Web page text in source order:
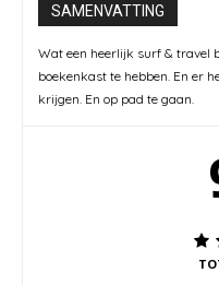
SAMENVATTING
Wat een heerlijk surf & travel
boekenkast te hebben. En er
krijgen. En op pad te gaan.